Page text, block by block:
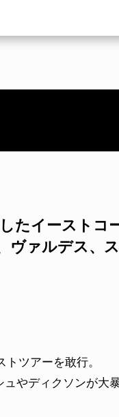
たイーストコ
ヴァルデス、
ツアーを敢行。
やディクソンが大暴